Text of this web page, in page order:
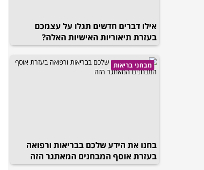
אילו דברים חדשים תגלו על עצמכם
בעזרת תיאוריות האישיות האלה?
מבחני בריאות
בחנו את הידע שלכם בבריאות ורפואה
בעזרת אוסף המבחנים המאתגר הזה